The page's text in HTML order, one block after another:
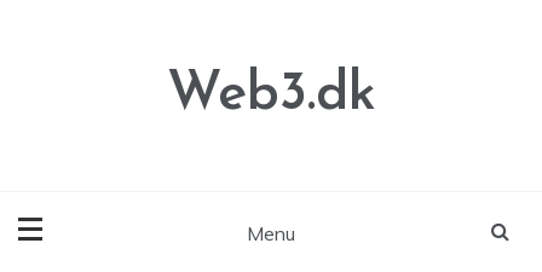
Web3.dk
Menu